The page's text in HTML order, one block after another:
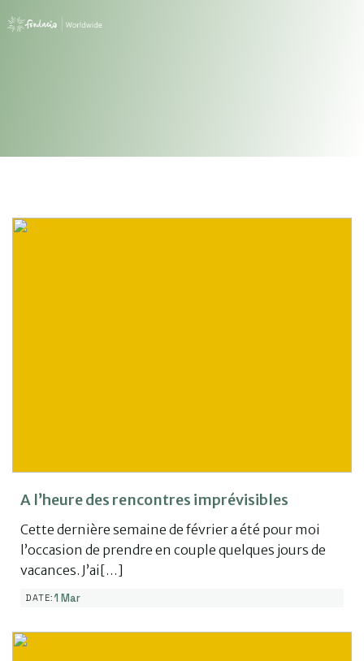
A l’heure des rencontres imprévisibles
Cette dernière semaine de février a été pour moi
l’occasion de prendre en couple quelques jours de
vacances. J’ai[…]
DATE:1 Mar